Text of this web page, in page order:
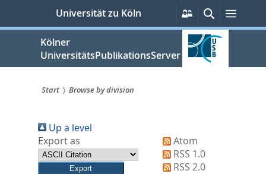
springen
Universität zu Köln
Persönliche
Services
SucheMenü
Kölner
UniversitätsPublikationsServer
sind
hier:
Start Browse by division
Up a level
Export as
Atom
RSS 1.0
RSS 2.0